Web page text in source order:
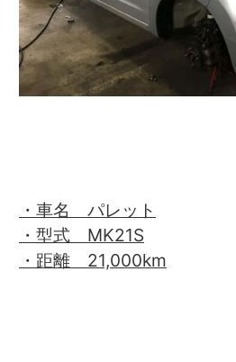
・車名 パレット
・型式 MK21S
・距離 21,000km